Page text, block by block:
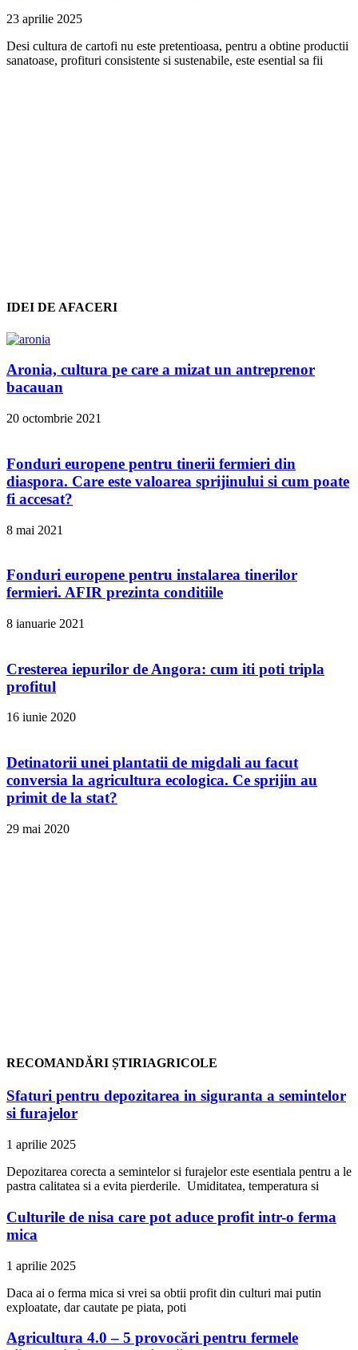
23 aprilie 2025
Desi cultura de cartofi nu este pretentioasa, pentru a obtine productii
sanatoase, profituri consistente si sustenabile, este esential sa fii
IDEI DE AFACERI
Aronia, cultura pe care a mizat un antreprenor
bacauan
20 octombrie 2021
Fonduri europene pentru tinerii fermieri din
diaspora. Care este valoarea sprijinului si cum poate
fi accesat?
8 mai 2021
Fonduri europene pentru instalarea tinerilor
fermieri. AFIR prezinta conditiile
8 ianuarie 2021
Cresterea iepurilor de Angora: cum iti poti tripla
profitul
16 iunie 2020
Detinatorii unei plantatii de migdali au facut
conversia la agricultura ecologica. Ce sprijin au
primit de la stat?
29 mai 2020
RECOMANDĂRI ȘTIRIAGRICOLE
Sfaturi pentru depozitarea in siguranta a semintelor
si furajelor
1 aprilie 2025
Depozitarea corecta a semintelor si furajelor este esentiala pentru a le
pastra calitatea si a evita pierderile. Umiditatea, temperatura si
Culturile de nisa care pot aduce profit intr-o ferma
mica
1 aprilie 2025
Daca ai o ferma mica si vrei sa obtii profit din culturi mai putin
exploatate, dar cautate pe piata, poti
Agricultura 4.0 – 5 provocări pentru fermele